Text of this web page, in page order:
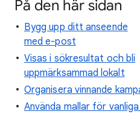
På den här sidan
Bygg upp ditt anseende
med e-post
Visas i sökresultat och bli
uppmärksammad lokalt
Organisera vinnande
Använda mallar för